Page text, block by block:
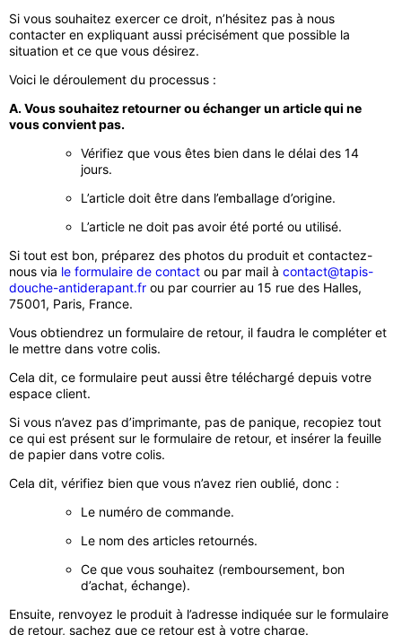
Si vous souhaitez exercer ce droit, n’hésitez pas à nous
contacter en expliquant aussi précisément que possible la
situation et ce que vous désirez.
Voici le déroulement du processus :
A. Vous souhaitez retourner ou échanger un article qui ne
vous convient pas.
Vérifiez que vous êtes bien dans le délai des 14
jours.
L’article doit être dans l’emballage d’origine.
L’article ne doit pas avoir été porté ou utilisé.
Si tout est bon, préparez des photos du produit et contactez-
nous via le formulaire de contact ou par mail à contact@tapis-
douche-antiderapant.fr ou par courrier au 15 rue des Halles,
75001, Paris, France.
Vous obtiendrez un formulaire de retour, il faudra le compléter et
le mettre dans votre colis.
Cela dit, ce formulaire peut aussi être téléchargé depuis votre
espace client.
Si vous n’avez pas d’imprimante, pas de panique, recopiez tout
ce qui est présent sur le formulaire de retour, et insérer la feuille
de papier dans votre colis.
Cela dit, vérifiez bien que vous n’avez rien oublié, donc :
Le numéro de commande.
Le nom des articles retournés.
Ce que vous souhaitez (remboursement, bon
d’achat, échange).
Ensuite, renvoyez le produit à l’adresse indiquée sur le formulaire
de retour, sachez que ce retour est à votre charge.